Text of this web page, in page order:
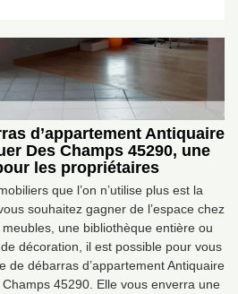
d’appartement Antiquaire
Des Champs 45290, une
les propriétaires
que l’on n’utilise plus est la
souhaitez gagner de l’espace chez
une bibliothèque entière ou
décoration, il est possible pour vous
de débarras d’appartement Antiquaire
45290. Elle vous enverra une